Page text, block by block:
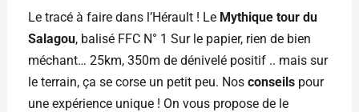
Le tracé à faire dans l’Hérault ! Le Mythique tour du
Salagou, balisé FFC N° 1 Sur le papier, rien de bien
méchant… 25km, 350m de dénivelé positif .. mais sur
le terrain, ça se corse un petit peu. Nosconseils pour
une expérience unique ! On vous propose de le